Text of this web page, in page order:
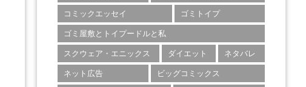
コミックエッセイ
ゴミトイプ
ゴミ屋敷とトイプードルと私
スクウェア・エニックス
ダイエット
ネタバレ
ネット広告
ビッグコミックス